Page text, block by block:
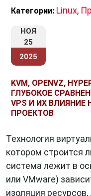
полный доступ к
изолированы
ОС, что
стабильность
ОС: KVM
ОС, включая
другие.
является частью
свободным и
обеспечением.
использовать
Категории: Linux,
НОЯ
25
2025
KVM, OPENVZ,
ГЛУБОКОЕ
VPS И ИХ
ПРОЕКТОВ
Технология
котором строится
система лежит в
или VMware)
изоляция